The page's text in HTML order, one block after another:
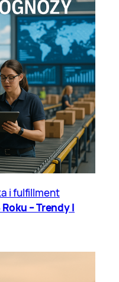
i fulfillment
– Trendy I